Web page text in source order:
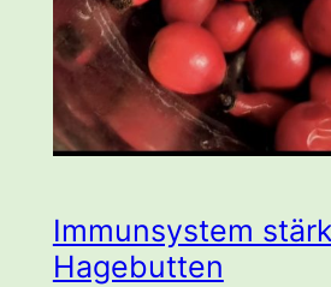
Immunsystem
Hagebutten